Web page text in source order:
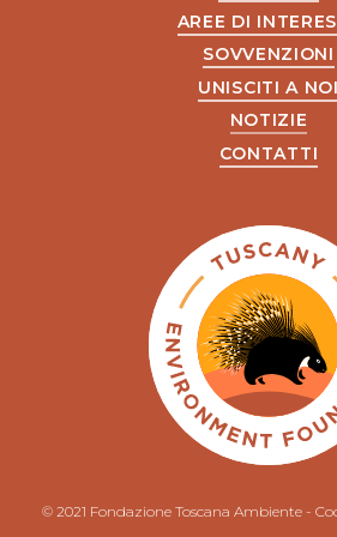
AREE DI
SOVVENZIONI
UNISCITI A NOI
NOTIZIE
CONTATTI
© 2021 Fondazione Toscana Ambiente -